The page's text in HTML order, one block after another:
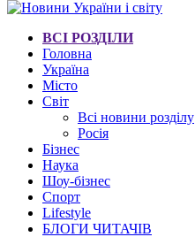
ВСІ РОЗДІЛИ
Головна
Україна
Місто
Світ
Всі новини розділу
Росія
Бізнес
Наука
Шоу-бізнес
Спорт
Lifestyle
БЛОГИ ЧИТАЧІВ